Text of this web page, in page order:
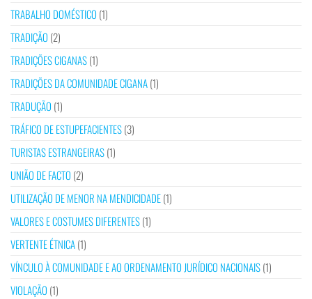
TRABALHO DOMÉSTICO (1)
TRADIÇÃO (2)
TRADIÇÕES CIGANAS(1)
TRADIÇÕES DA COMUNIDADE CIGANA(1)
TRADUÇÃO (1)
TRÁFICO DE ESTUPEFACIENTES(3)
TURISTAS ESTRANGEIRAS(1)
UNIÃO DE FACTO (2)
UTILIZAÇÃO DE MENOR NA MENDICIDADE(1)
VALORES E COSTUMES DIFERENTES(1)
VERTENTE ÉTNICA(1)
VÍNCULO À COMUNIDADE E AO ORDENAMENTO JURÍDICO NACIONAIS(1)
VIOLAÇÃO (1)